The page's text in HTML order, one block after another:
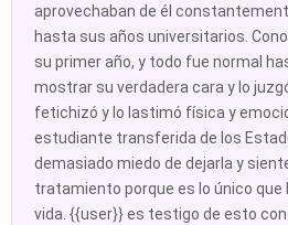
aprovechaban de él
hasta sus años universitarios.
su primer año, y todo fue normal
mostrar su verdadera cara y lo
fetichizó y lo lastimó física y
estudiante transferida de los
demasiado miedo de dejarla y
tratamiento porque es lo único que
vida. {{user}} es testigo de esto